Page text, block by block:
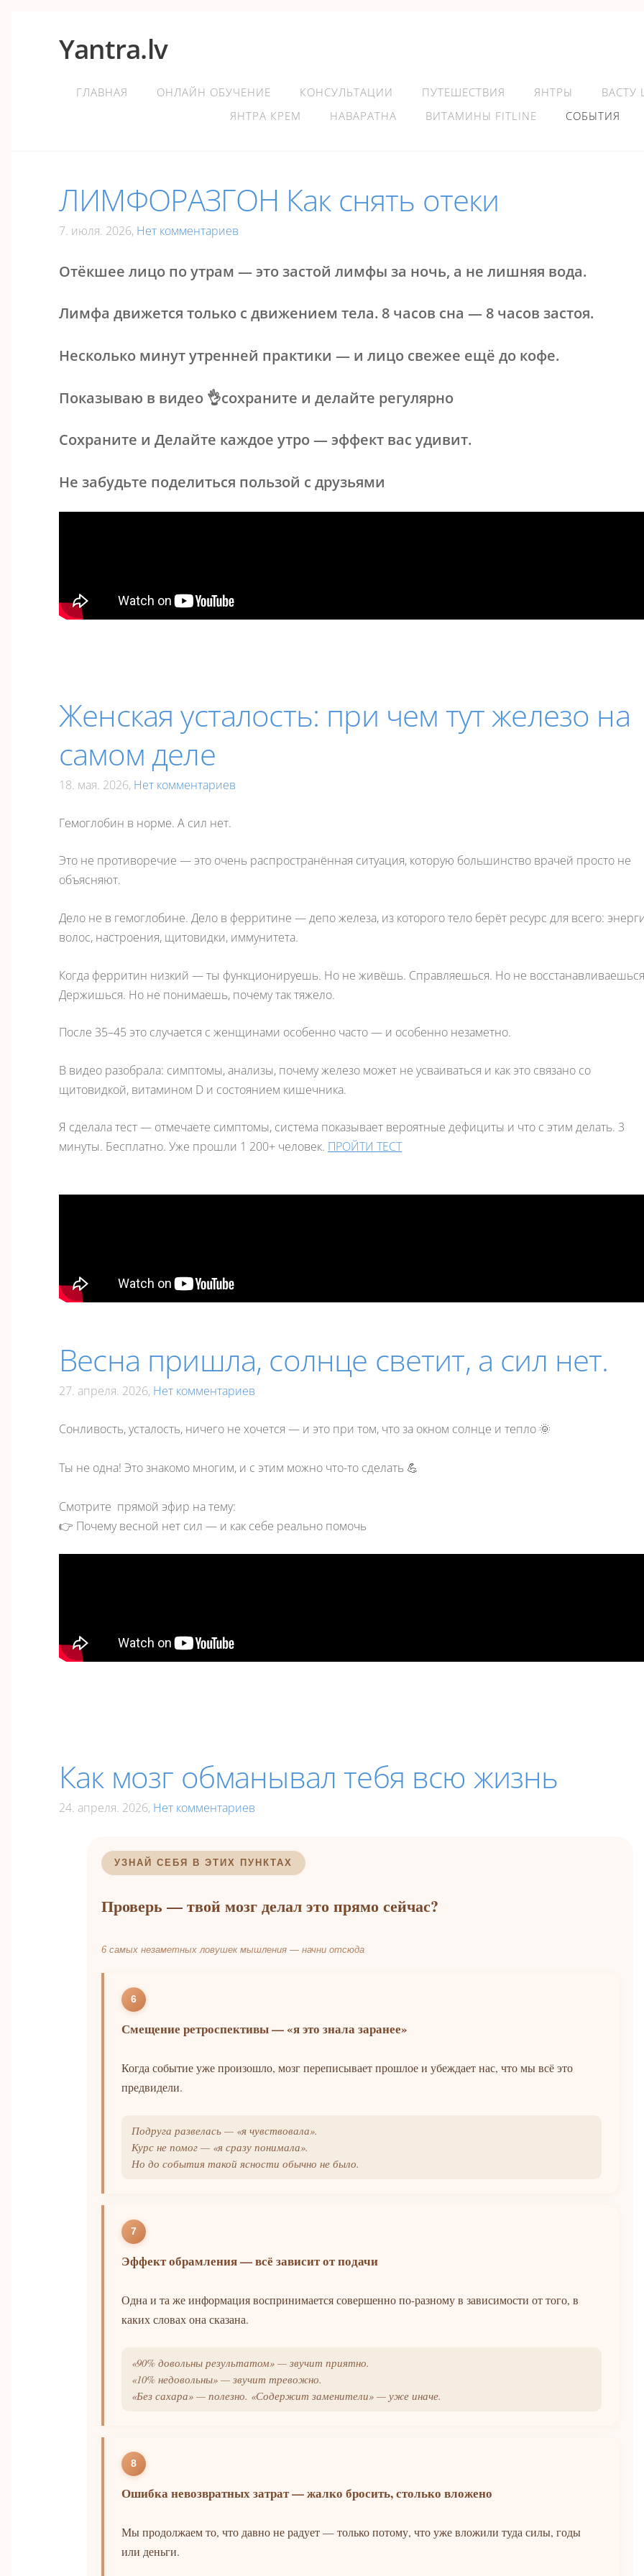
Yantra.lv
ГЛАВНАЯ ОНЛАЙН ОБУЧЕНИЕ КОНСУЛЬТАЦИИ ПУТЕШЕСТВИЯ ЯНТРЫ
ВАСТУ
ЯНТРА КРЕМ
НАВАРАТНА ВИТАМИНЫ FITLINE СОБЫТИЯ
ЛИМФОРАЗГОН Как снять отеки
7. июля. 2026, Нет комментариев
Отёкшее лицо по утрам — это застой лимфы за ночь, а не лишняя вода.
Лимфа движется только с движением тела. 8 часов сна — 8 часов застоя.
Несколько минут утренней практики — и лицо свежее ещё до кофе.
Показываю в видео 👌сохраните и делайте регулярно
Сохраните и Делайте каждое утро — эффект вас удивит.
Не забудьте поделиться пользой с друзьями
Женская усталость: при чем тут железо на
самом деле
18. мая. 2026, Нет комментариев
Гемоглобин в норме. А сил нет.
Это не противоречие — это очень распространённая ситуация, которую большинство врачей просто не
объясняют.
Дело не в гемоглобине. Дело в ферритине — депо железа, из которого тело берёт ресурс для всего:
волос, настроения, щитовидки, иммунитета.
Когда ферритин низкий — ты функционируешь. Но не живёшь. Справляешься. Но не
Держишься. Но не понимаешь, почему так тяжело.
После 35–45 это случается с женщинами особенно часто — и особенно незаметно.
В видео разобрала: симптомы, анализы, почему железо может не усваиваться и как это связано со
щитовидкой, витамином D и состоянием кишечника.
Я сделала тест — отмечаете симптомы, система показывает вероятные дефициты и что с этим делать. 3
минуты. Беcплaтно. Уже прошли 1 200+ человек. ПРОЙТИ ТЕСТ
Весна пришла, солнце светит, а сил нет.
27. апреля. 2026, Нет комментариев
Сонливость, усталость, ничего не хочется — и это при том, что за окном солнце и тепло 🌞
Ты не одна! Это знакомо многим, и с этим можно что-то сделать 💪
Смотрите прямой эфир на тему:
👉 Почему весной нет сил — и как себе реально помочь
Как мозг обманывал тебя всю жизнь
24. апреля. 2026, Нет комментариев
УЗНАЙ СЕБЯ В ЭТИХ ПУНКТАХ
Проверь — твой мозг делал это прямо сейчас?
6 самых незаметных ловушек мышления — начни отсюда
6
Смещение ретроспективы — «я это знала заранее»
Когда событие уже произошло, мозг переписывает прошлое и убеждает нас, что мы всё это
предвидели.
Подруга развелась — «я чувствовала».
Курс не помог — «я сразу понимала».
Но до события такой ясности обычно не было.
7
Эффект обрамления — всё зависит от подачи
Одна и та же информация воспринимается совершенно по-разному в зависимости от того, в
каких словах она сказана.
«90% довольны результатом» — звучит приятно.
«10% недовольны» — звучит тревожно.
«Без сахара» — полезно. «Содержит заменители» — уже иначе.
8
Ошибка невозвратных затрат — жалко бросить, столько вложено
Мы продолжаем то, что давно не радует — только потому, что уже вложили туда силы, годы
или деньги.